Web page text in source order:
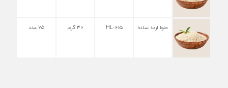
حلوا ارده ساده HL-۰۰۵ ۳۰ گرم ۷۵ عدد